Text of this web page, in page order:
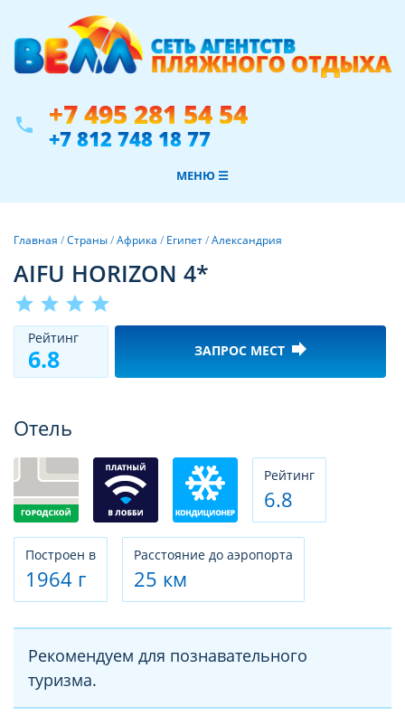
phone +7 495 281 54 54
+7 812 748 18 77
МЕНЮ ☰
Главная /Страны/Африка / Египет/Александрия
AIFU HORIZON 4*
star star star star
Рeйтинг
6.8 ЗАПРОС МЕСТ forward
Отель
Рeйтинг
6.8
Построен в
1964 г
Расстояние до аэропорта
25 км
Рекомендуем для познавательного
туризма.